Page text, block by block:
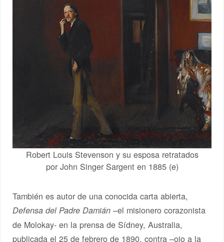
Robert Louis Stevenson y su esposa retratados
por John Singer Sargent en 1885 (e)
También es autor de una conocida carta abierta,
Defensa del Padre Damián –el misionero corazonista
de Molokay- en la prensa de Sídney, Australia,
publicada el 25 de febrero de 1890, contra –ojo a la